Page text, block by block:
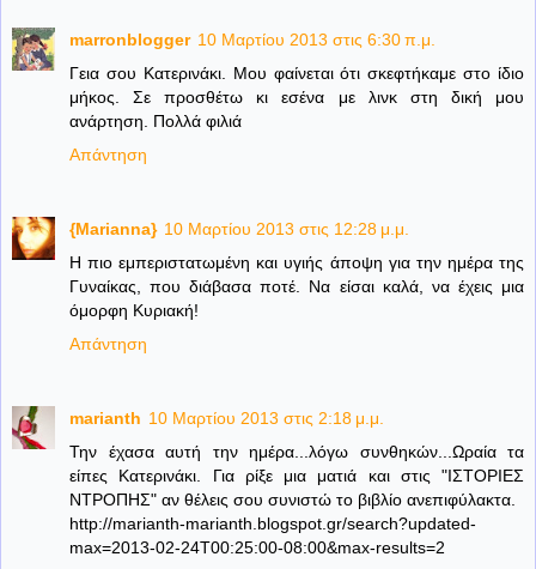
marronblogger 10 Μαρτίου 2013 στις 6:30 π.μ.
Γεια σου Κατερινάκι. Μου φαίνεται ότι σκεφτήκαμε στο ίδιο
μήκος. Σε προσθέτω κι εσένα με λινκ στη δική μου
ανάρτηση. Πολλά φιλιά
Απάντηση
{Marianna} 10 Μαρτίου 2013 στις 12:28 μ.μ.
Η πιο εμπεριστατωμένη και υγιής άποψη για την ημέρα της
Γυναίκας, που διάβασα ποτέ. Να είσαι καλά, να έχεις μια
όμορφη Κυριακή!
Απάντηση
marianth 10 Μαρτίου 2013 στις 2:18 μ.μ.
Την έχασα αυτή την ημέρα...λόγω συνθηκών...Ωραία τα
είπες Κατερινάκι. Για ρίξε μια ματιά και στις "ΙΣΤΟΡΙΕΣ
ΝΤΡΟΠΗΣ" αν θέλεις σου συνιστώ το βιβλίο ανεπιφύλακτα.
http://marianth-marianth.blogspot.gr/search?updated-
max=2013-02-24T00:25:00-08:00&max-results=2